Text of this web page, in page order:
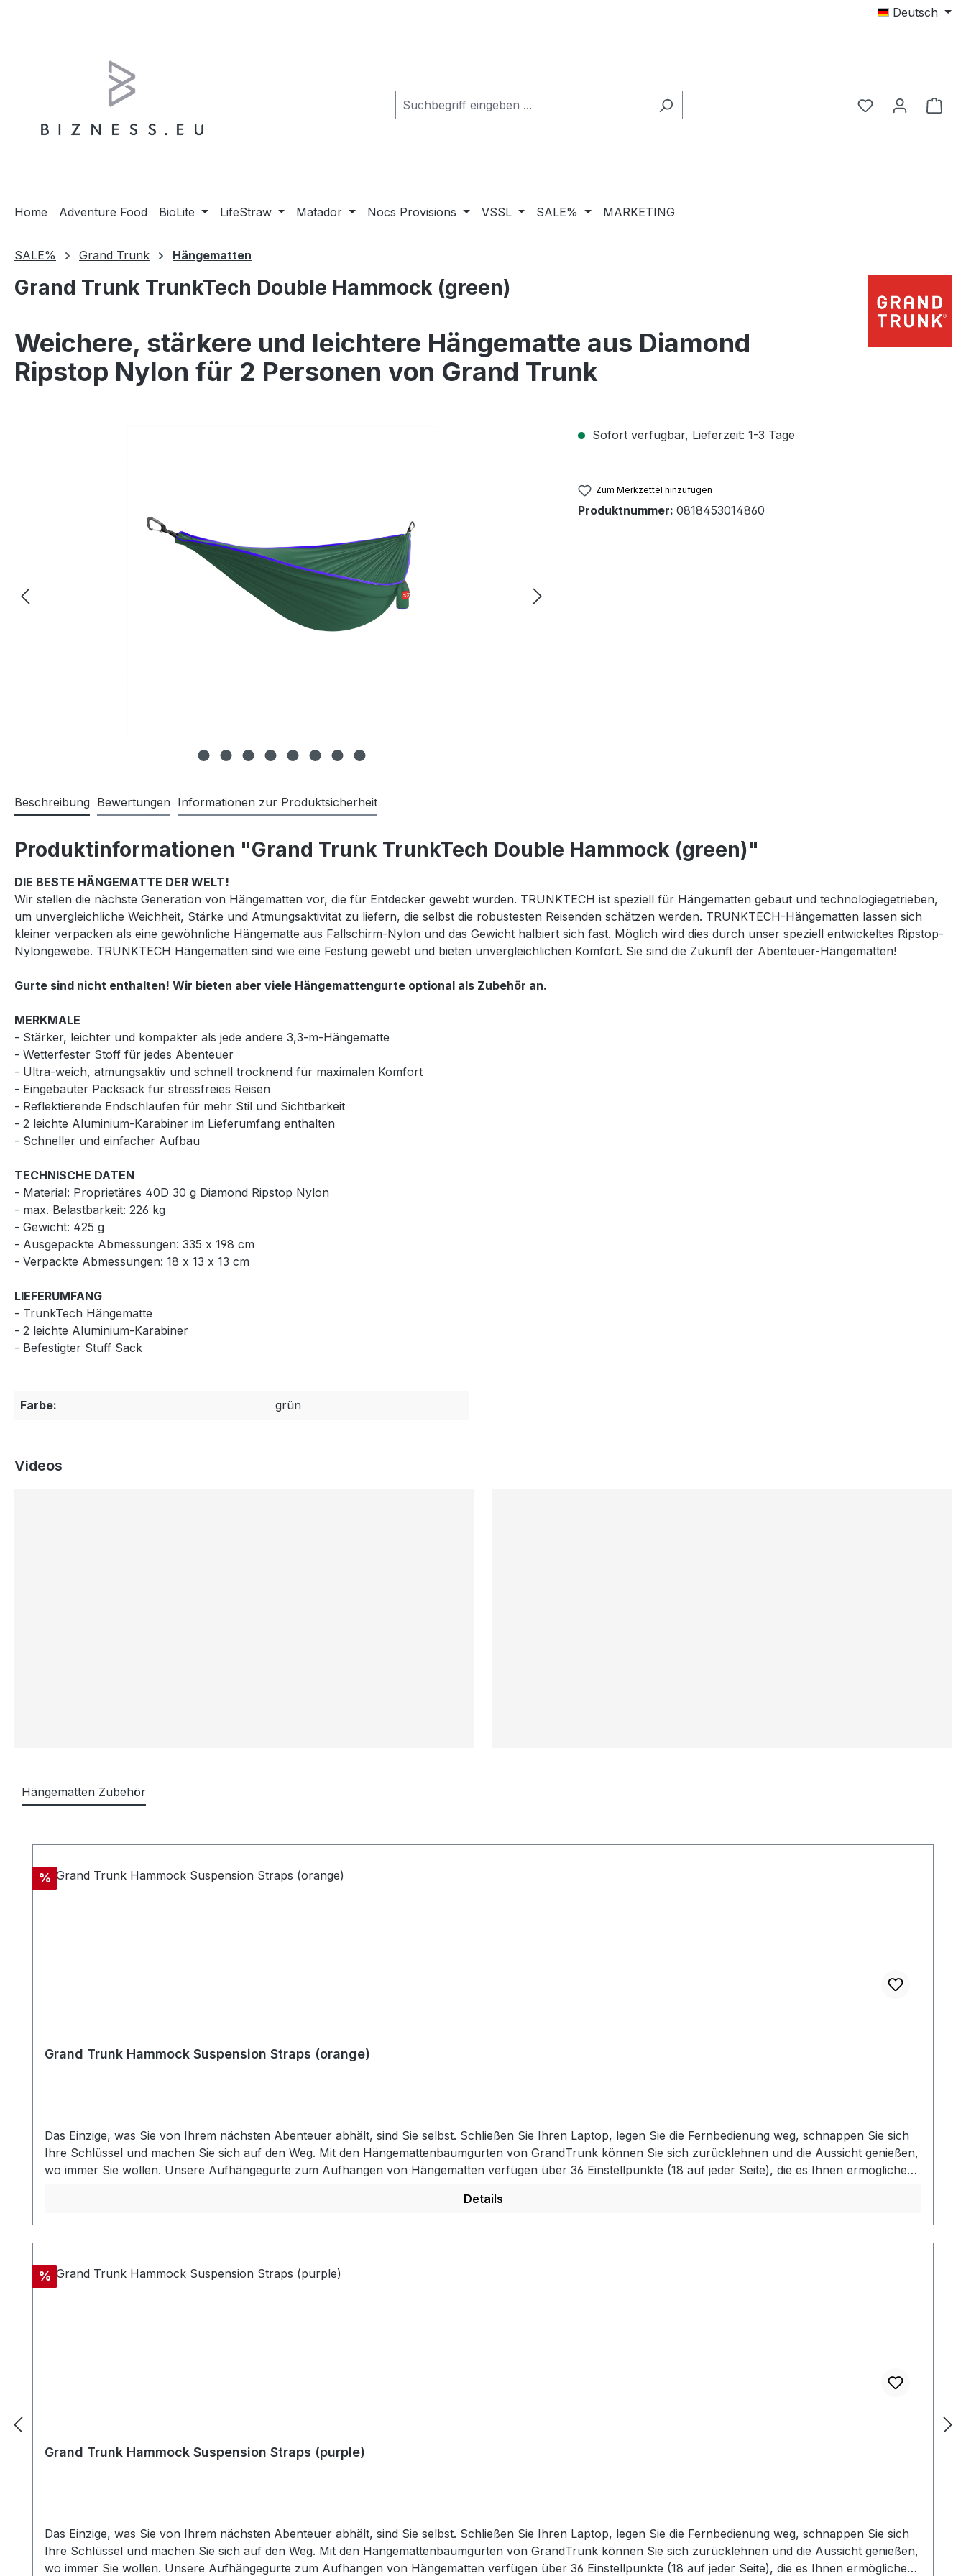
Deutsch
Home Adventure Food BioLite LifeStraw Matador Nocs Provisions VSSL SALE% MARKETING
SALE% Grand Trunk Hängematten
Grand Trunk TrunkTech Double Hammock (green)
Weichere, stärkere und leichtere Hängematte aus Diamond
Ripstop Nylon für 2 Personen von Grand Trunk
Sofort verfügbar, Lieferzeit: 1-3 Tage
Zum Merkzettel hinzufügen
Produktnummer: 0818453014860
Beschreibung Bewertungen Informationen zur Produktsicherheit
Produktinformationen "Grand Trunk TrunkTech Double Hammock (green)"
DIE BESTE HÄNGEMATTE DER WELT!
Wir stellen die nächste Generation von Hängematten vor, die für Entdecker gewebt wurden. TRUNKTECH ist speziell für Hängematten gebaut und technologiegetrieben,
um unvergleichliche Weichheit, Stärke und Atmungsaktivität zu liefern, die selbst die robustesten Reisenden schätzen werden. TRUNKTECH-Hängematten lassen sich
kleiner verpacken als eine gewöhnliche Hängematte aus Fallschirm-Nylon und das Gewicht halbiert sich fast. Möglich wird dies durch unser speziell entwickeltes Ripstop-
Nylongewebe. TRUNKTECH Hängematten sind wie eine Festung gewebt und bieten unvergleichlichen Komfort. Sie sind die Zukunft der Abenteuer-Hängematten!
Gurte sind nicht enthalten! Wir bieten aber viele Hängemattengurte optional als Zubehör an.
MERKMALE
- Stärker, leichter und kompakter als jede andere 3,3-m-Hängematte
- Wetterfester Stoff für jedes Abenteuer
- Ultra-weich, atmungsaktiv und schnell trocknend für maximalen Komfort
- Eingebauter Packsack für stressfreies Reisen
- Reflektierende Endschlaufen für mehr Stil und Sichtbarkeit
- 2 leichte Aluminium-Karabiner im Lieferumfang enthalten
- Schneller und einfacher Aufbau
TECHNISCHE DATEN
- Material: Proprietäres 40D 30 g Diamond Ripstop Nylon
- max. Belastbarkeit: 226 kg
- Gewicht: 425 g
- Ausgepackte Abmessungen: 335 x 198 cm
- Verpackte Abmessungen: 18 x 13 x 13 cm
LIEFERUMFANG
- TrunkTech Hängematte
- 2 leichte Aluminium-Karabiner
- Befestigter Stuff Sack
Farbe: grün
Videos
Hängematten Zubehör
Rabatt
%
Grand Trunk Hammock Suspension Straps (orange)
Das Einzige, was Sie von Ihrem nächsten Abenteuer abhält, sind Sie selbst. Schließen Sie Ihren Laptop, legen Sie die Fernbedienung weg, schnappen Sie sich
Ihre Schlüssel und machen Sie sich auf den Weg. Mit den Hängemattenbaumgurten von GrandTrunk können Sie sich zurücklehnen und die Aussicht genießen,
wo immer Sie wollen. Unsere Aufhängegurte zum Aufhängen von Hängematten verfügen über 36 Einstellpunkte (18 auf jeder Seite), die es Ihnen ermöglichen,
Länge arbeiten können. Unsere Hängematten-Aufhängegurte bestehen aus superstarkem 2,5cm-Gurtband und funktionieren mit fast jeder Hängematte.
Stecken Sie einfach einen Karabiner oder Haken in einen der 18 Verstellpunkte und schon sind Sie im Handumdrehen am Haken. MERKMALE-
Einrichtung - Kann mit den meisten Hängematten verwendet werden SPEZIFIKATIONENAnzahl der Hängemattengurte: 2 Material: Hochfestes Polyfilament-
Gurtband Nähte: Superior 70 Nylon Triple Abmessungen: 304 cm x 2,5 cm max. Belastbarkeit: 181 kg Gewicht: 340 g Einstellpunkte: 36 (18 pro Riemen) Im
Details
Rabatt
%
Grand Trunk Hammock Suspension Straps (purple)
Das Einzige, was Sie von Ihrem nächsten Abenteuer abhält, sind Sie selbst. Schließen Sie Ihren Laptop, legen Sie die Fernbedienung weg, schnappen Sie sich
Ihre Schlüssel und machen Sie sich auf den Weg. Mit den Hängemattenbaumgurten von GrandTrunk können Sie sich zurücklehnen und die Aussicht genießen,
wo immer Sie wollen. Unsere Aufhängegurte zum Aufhängen von Hängematten verfügen über 36 Einstellpunkte (18 auf jeder Seite), die es Ihnen ermöglichen,